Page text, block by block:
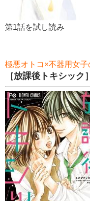
第1話を試し読み
極悪オトコ×不器用女子
［放課後トキシック］